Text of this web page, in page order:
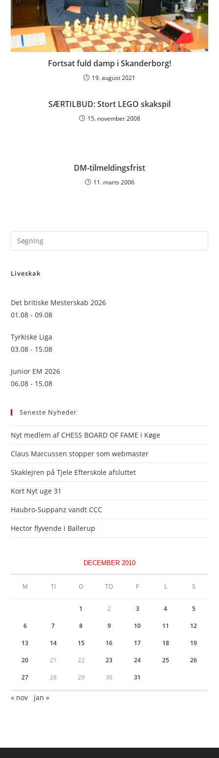
Fortsat fuld damp i Skanderborg!
19. august 2021
SÆRTILBUD: Stort LEGO skakspil
15. november 2008
DM-tilmeldingsfrist
11. marts 2006
Liveskak
Det britiske Mesterskab 2026
01.08 - 09.08
Tyrkiske Liga
03.08 - 15.08
Junior EM 2026
06.08 - 15.08
Seneste Nyheder
Nyt medlem af CHESS BOARD OF FAME i Køge
Claus Marcussen stopper som webmaster
Skaklejren på Tjele Efterskole afsluttet
Kort Nyt uge 31
Haubro-Suppanz vandt CCC
Hector flyvende i Ballerup
DECEMBER 2010
M TI O TO F L S
1 2 3 4 5
6 7 8 9 10 11 12
13 14 15 16 17 18 19
20 21 22 23 24 25 26
27 28 29 30 31
« nov jan »